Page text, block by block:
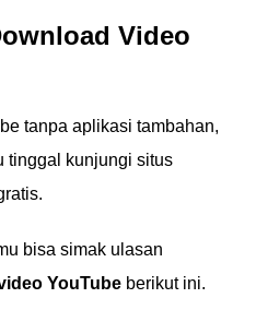
Video
tanpa aplikasi tambahan,
tinggal kunjungi situs
bisa simak ulasan
YouTube berikut ini.